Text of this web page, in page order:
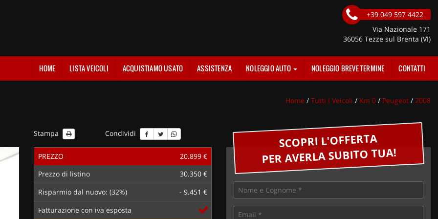
+39 049 597 4422
Via Nazionale 171
36056 Tezze sul Brenta (VI)
HOME LISTA VEICOLI ACQUISTIAMO USATO ASSISTENZA NOLEGGIO AUTO NOLEGGIO BREVE TERMINE CONTATTI
Home / Tutti I Veicoli / Km 0 / Peugeot / 2008
Stampa Condividi
PREZZO
20.899 €
Prezzo di listino
30.350 €
Risparmio dal nuovo: (32%)
- 9.451 €
Fatturazione con iva esposta
SCOPRI L'OFFERTA
PER AVERLA SUBITO TUA!